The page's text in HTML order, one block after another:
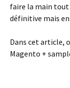
faire la main
définitive mais
Dans cet article,
Magento +